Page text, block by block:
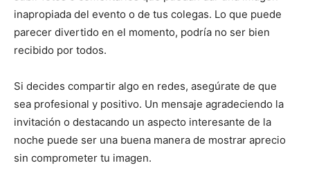
inapropiada del evento o de tus colegas. Lo que puede
parecer divertido en el momento, podría no ser bien
recibido por todos.
Si decides compartir algo en redes, asegúrate de que
sea profesional y positivo. Un mensaje agradeciendo la
invitación o destacando un aspecto interesante de la
noche puede ser una buena manera de mostrar aprecio
sin comprometer tu imagen.